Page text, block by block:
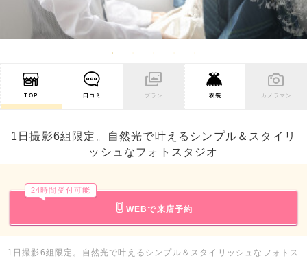
TOP 口コミ プラン 衣装 カメラマン
1日撮影6組限定。自然光で叶えるシンプル＆スタイリ
ッシュなフォトスタジオ
WEBで来店予約
24時間受付可能
1日撮影6組限定。自然光で叶えるシンプル＆スタイリッシュなフォトス